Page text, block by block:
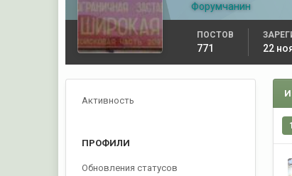
Форумчанин
ПОСТОВ
771 22
Активность
ПРОФИЛИ
Обновления статусов
1